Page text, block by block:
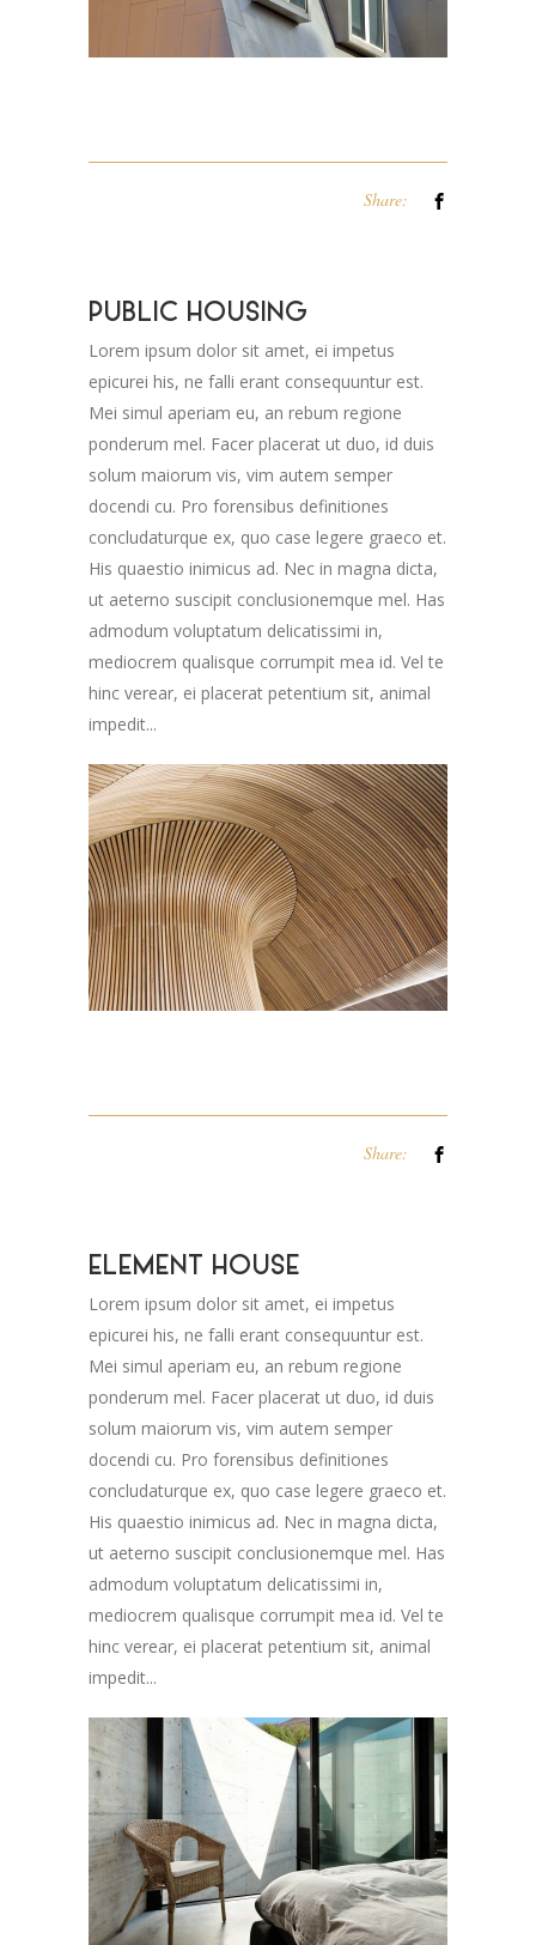
Share:
PUBLIC HOUSING
Lorem ipsum dolor sit amet, ei impetus
epicurei his, ne falli erant consequuntur est.
Mei simul aperiam eu, an rebum regione
ponderum mel. Facer placerat ut duo, id duis
solum maiorum vis, vim autem semper
docendi cu. Pro forensibus definitiones
concludaturque ex, quo case legere graeco et.
His quaestio inimicus ad. Nec in magna dicta,
ut aeterno suscipit conclusionemque mel. Has
admodum voluptatum delicatissimi in,
mediocrem qualisque corrumpit mea id. Vel te
hinc verear, ei placerat petentium sit, animal
impedit...
Share:
ELEMENT HOUSE
Lorem ipsum dolor sit amet, ei impetus
epicurei his, ne falli erant consequuntur est.
Mei simul aperiam eu, an rebum regione
ponderum mel. Facer placerat ut duo, id duis
solum maiorum vis, vim autem semper
docendi cu. Pro forensibus definitiones
concludaturque ex, quo case legere graeco et.
His quaestio inimicus ad. Nec in magna dicta,
ut aeterno suscipit conclusionemque mel. Has
admodum voluptatum delicatissimi in,
mediocrem qualisque corrumpit mea id. Vel te
hinc verear, ei placerat petentium sit, animal
impedit...